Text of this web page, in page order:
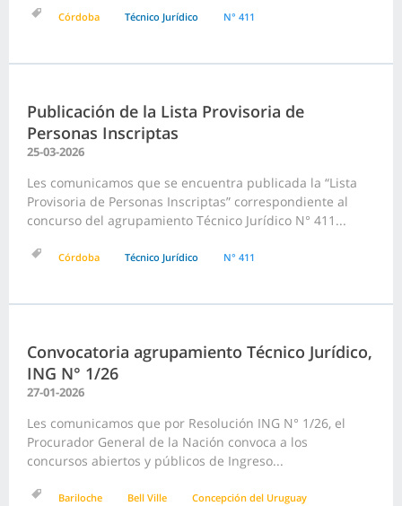
Córdoba Técnico Jurídico N° 411
Publicación de la Lista Provisoria de
Personas Inscriptas
25-03-2026
Les comunicamos que se encuentra publicada la “Lista
Provisoria de Personas Inscriptas” correspondiente al
concurso del agrupamiento Técnico Jurídico N° 411...
Córdoba Técnico Jurídico N° 411
Convocatoria agrupamiento Técnico Jurídico,
ING N° 1/26
27-01-2026
Les comunicamos que por Resolución ING N° 1/26, el
Procurador General de la Nación convoca a los
concursos abiertos y públicos de Ingreso...
Bariloche Bell Ville Concepción del Uruguay